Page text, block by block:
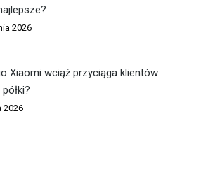
2026
Xiaomi wciąż przyciąga klientów
2026